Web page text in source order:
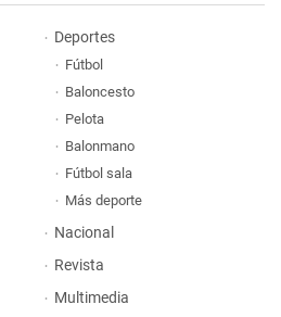
Deportes
Fútbol
Baloncesto
Pelota
Balonmano
Fútbol sala
Más deporte
Nacional
Revista
Multimedia